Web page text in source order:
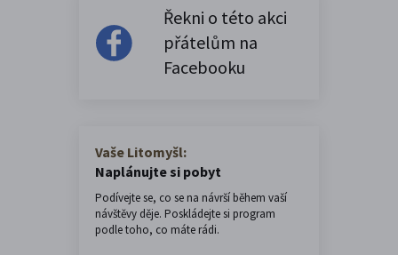
Řekni o této akci
přátelům na
Facebooku
Vaše Litomyšl:
Naplánujte si pobyt
Podívejte se, co se na návrší během vaší
návštěvy děje. Poskládejte si program
podle toho, co máte rádi.